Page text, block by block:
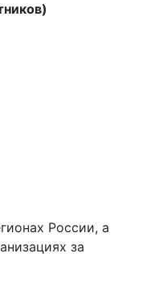
России, а
за